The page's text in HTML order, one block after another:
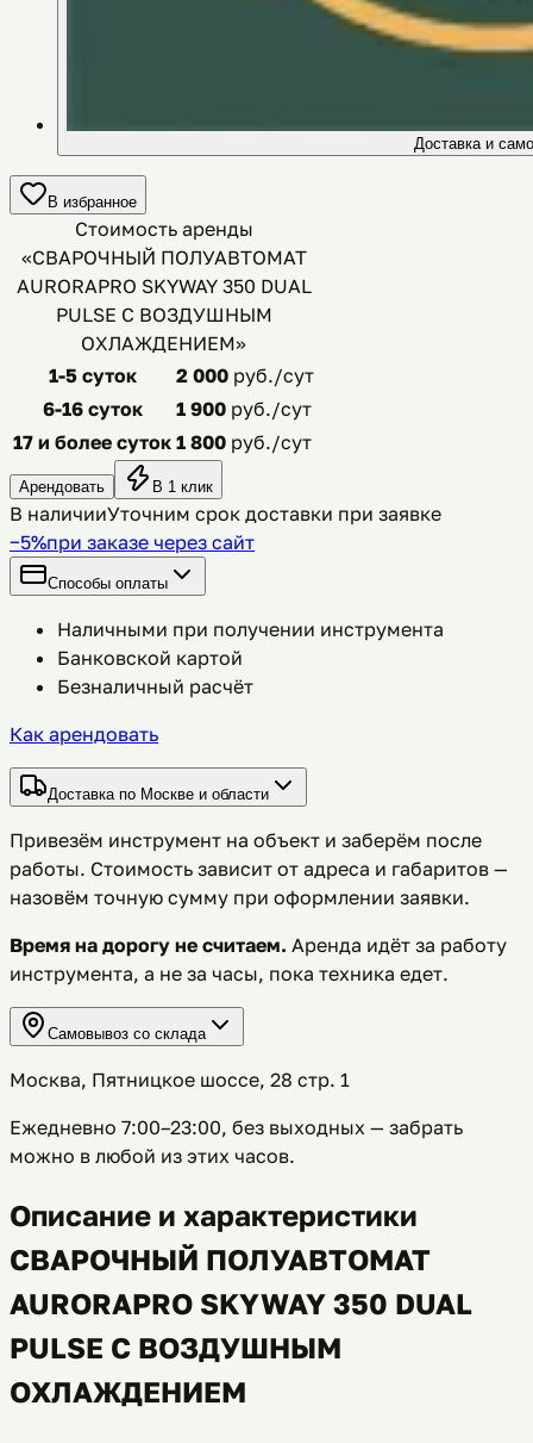
Доставка и
В избранное
Стоимость аренды
«СВАРОЧНЫЙ ПОЛУАВТОМАТ
AURORAPRO SKYWAY 350 DUAL
PULSE С ВОЗДУШНЫМ
ОХЛАЖДЕНИЕМ»
1-5 суток
2 000 руб./сут
6-16 суток
1 900 руб./сут
17 и более суток 1 800 руб./сут
Арендовать В 1 клик
В наличииУточним срок доставки при заявке
−5%при заказе через сайт
Способы оплаты
Наличными при получении инструмента
Банковской картой
Безналичный расчёт
Как арендовать
Доставка по Москве и области
Привезём инструмент на объект и заберём после
работы. Стоимость зависит от адреса и габаритов —
назовём точную сумму при оформлении заявки.
Время на дорогу не считаем. Аренда идёт за работу
инструмента, а не за часы, пока техника едет.
Самовывоз со склада
Москва, Пятницкое шоссе, 28 стр. 1
Ежедневно 7:00–23:00, без выходных — забрать
можно в любой из этих часов.
Описание и характеристики
СВАРОЧНЫЙ ПОЛУАВТОМАТ
AURORAPRO SKYWAY 350 DUAL
PULSE С ВОЗДУШНЫМ
ОХЛАЖДЕНИЕМ